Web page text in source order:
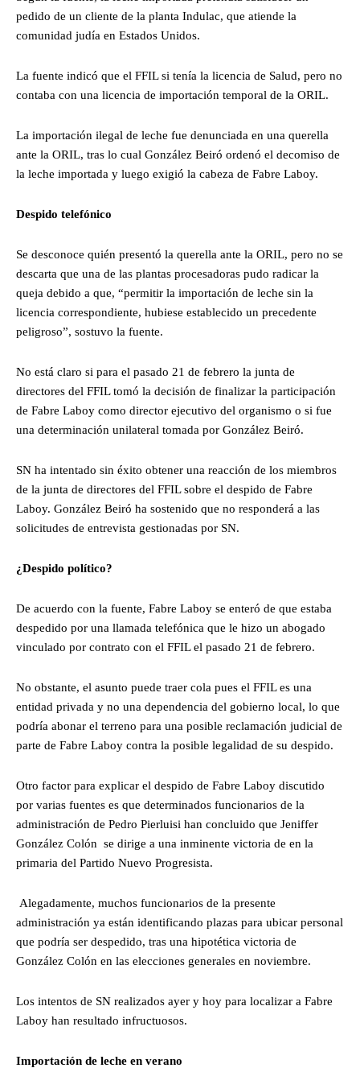
pedido de un cliente de la planta Indulac, que atiende la
comunidad judía en Estados Unidos.
La fuente indicó que el FFIL si tenía la licencia de Salud, pero no
contaba con una licencia de importación temporal de la ORIL.
La importación ilegal de leche fue denunciada en una querella
ante la ORIL, tras lo cual González Beiró ordenó el decomiso de
la leche importada y luego exigió la cabeza de Fabre Laboy.
Despido telefónico
Se desconoce quién presentó la querella ante la ORIL, pero no se
descarta que una de las plantas procesadoras pudo radicar la
queja debido a que, “permitir la importación de leche sin la
licencia correspondiente, hubiese establecido un precedente
peligroso”, sostuvo la fuente.
No está claro si para el pasado 21 de febrero la junta de
directores del FFIL tomó la decisión de finalizar la participación
de Fabre Laboy como director ejecutivo del organismo o si fue
una determinación unilateral tomada por González Beiró.
SN ha intentado sin éxito obtener una reacción de los miembros
de la junta de directores del FFIL sobre el despido de Fabre
Laboy. González Beiró ha sostenido que no responderá a las
solicitudes de entrevista gestionadas por SN.
¿Despido político?
De acuerdo con la fuente, Fabre Laboy se enteró de que estaba
despedido por una llamada telefónica que le hizo un abogado
vinculado por contrato con el FFIL el pasado 21 de febrero.
No obstante, el asunto puede traer cola pues el FFIL es una
entidad privada y no una dependencia del gobierno local, lo que
podría abonar el terreno para una posible reclamación judicial de
parte de Fabre Laboy contra la posible legalidad de su despido.
Otro factor para explicar el despido de Fabre Laboy discutido
por varias fuentes es que determinados funcionarios de la
administración de Pedro Pierluisi han concluido que Jeniffer
González Colón se dirige a una inminente victoria de en la
primaria del Partido Nuevo Progresista.
Alegadamente, muchos funcionarios de la presente
administración ya están identificando plazas para ubicar personal
que podría ser despedido, tras una hipotética victoria de
González Colón en las elecciones generales en noviembre.
Los intentos de SN realizados ayer y hoy para localizar a Fabre
Laboy han resultado infructuosos.
Importación de leche en verano